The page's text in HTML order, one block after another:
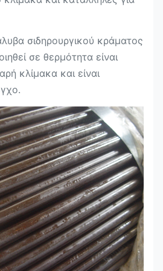
σιδηρουργικού κράματος
σε θερμότητα είναι
κλίμακα και είναι